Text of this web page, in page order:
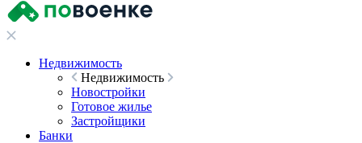
Недвижимость
Недвижимость
Новостройки
Готовое жилье
Застройщики
Банки